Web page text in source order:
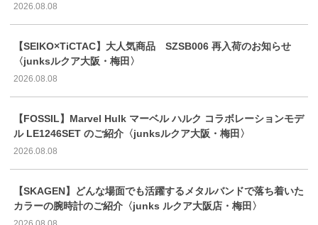
2026.08.08
【SEIKO×TiCTAC】大人気商品 SZSB006 再入荷のお知らせ
〈junksルクア大阪・梅田〉
2026.08.08
【FOSSIL】Marvel Hulk マーベル ハルク コラボレーションモデ
ル LE1246SET のご紹介〈junksルクア大阪・梅田〉
2026.08.08
【SKAGEN】どんな場面でも活躍するメタルバンドで落ち着いた
カラーの腕時計のご紹介〈junks ルクア大阪店・梅田〉